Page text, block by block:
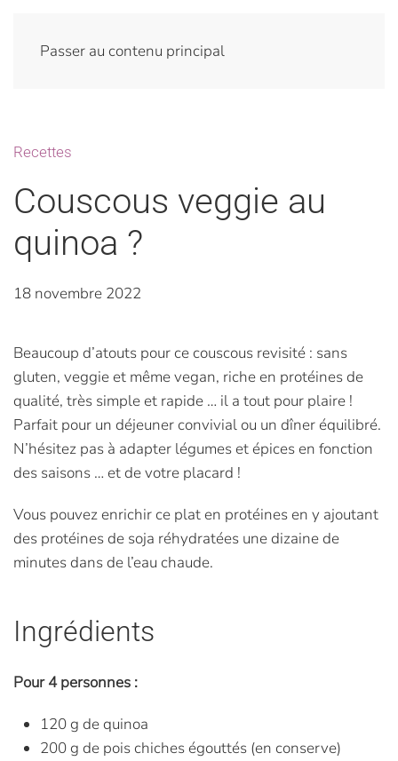
Passer au contenu principal
Recettes
Couscous veggie au
quinoa ?
18 novembre 2022
Beaucoup d’atouts pour ce couscous revisité : sans
gluten, veggie et même vegan, riche en protéines de
qualité, très simple et rapide … il a tout pour plaire !
Parfait pour un déjeuner convivial ou un dîner équilibré.
N’hésitez pas à adapter légumes et épices en fonction
des saisons … et de votre placard !
Vous pouvez enrichir ce plat en protéines en y ajoutant
des protéines de soja réhydratées une dizaine de
minutes dans de l’eau chaude.
Ingrédients
Pour 4 personnes :
120 g de quinoa
200 g de pois chiches égouttés (en conserve)